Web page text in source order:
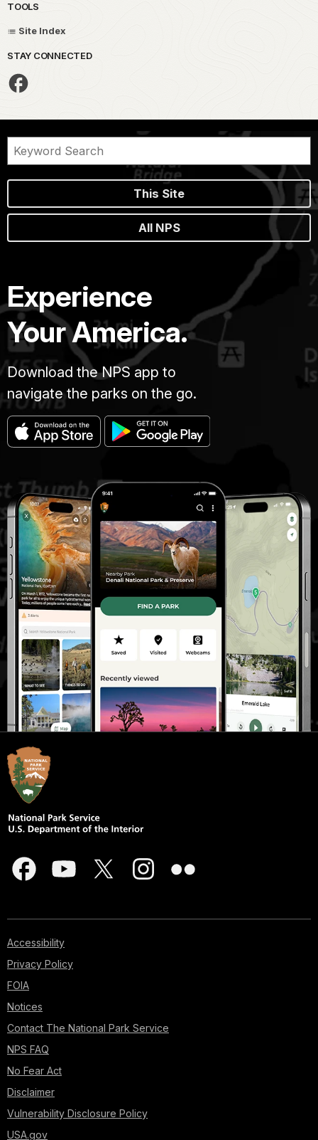
TOOLS
Site Index
STAY CONNECTED
This Site
All NPS
Experience
Your America.
Download the NPS app to
navigate the parks on the go.
Accessibility
Privacy Policy
FOIA
Notices
Contact The National Park Service
NPS FAQ
No Fear Act
Disclaimer
Vulnerability Disclosure Policy
USA.gov